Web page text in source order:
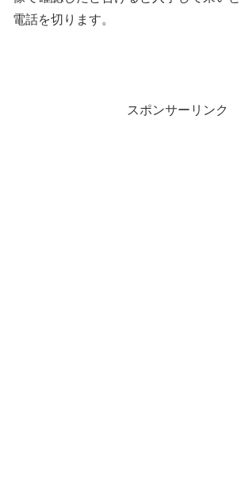
電話を切ります。
スポンサーリンク